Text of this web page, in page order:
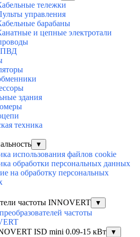
тележки
управления
барабаны
и цепные электротали
здания
техника
▼
использования файлов cookie
обработки персональных данных
на обработку персональных
частоты INNOVERT ▼
частоты
ISD mini 0.09-15 кВт
▼